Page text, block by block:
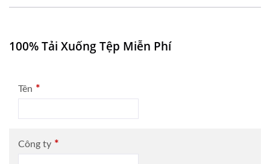
100% Tải Xuống Tệp Miễn Phí
Tên *
Công ty *